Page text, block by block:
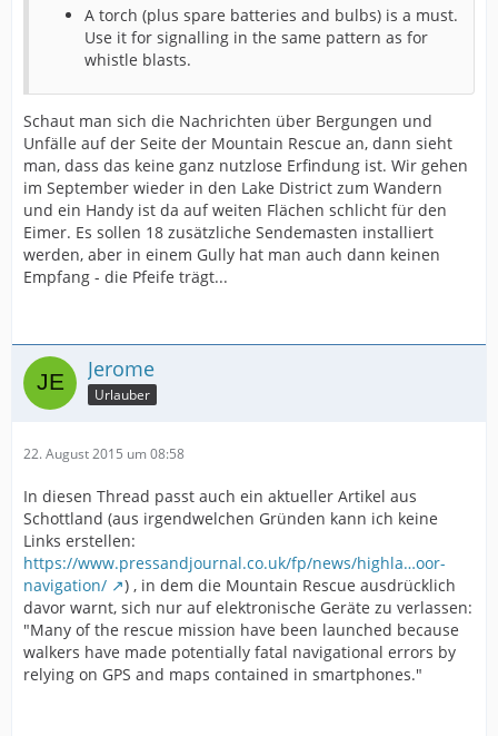
A torch (plus spare batteries and bulbs) is a must.
Use it for signalling in the same pattern as for
whistle blasts.
Schaut man sich die Nachrichten über Bergungen und
Unfälle auf der Seite der Mountain Rescue an, dann sieht
man, dass das keine ganz nutzlose Erfindung ist. Wir gehen
im September wieder in den Lake District zum Wandern
und ein Handy ist da auf weiten Flächen schlicht für den
Eimer. Es sollen 18 zusätzliche Sendemasten installiert
werden, aber in einem Gully hat man auch dann keinen
Empfang - die Pfeife trägt...
Jerome
Urlauber
22. August 2015 um 08:58
In diesen Thread passt auch ein aktueller Artikel aus
Schottland (aus irgendwelchen Gründen kann ich keine
Links erstellen:
https://www.pressandjournal.co.uk/fp/news/highla…oor-
navigation/
) , in dem die Mountain Rescue ausdrücklich
davor warnt, sich nur auf elektronische Geräte zu verlassen:
"Many of the rescue mission have been launched because
walkers have made potentially fatal navigational errors by
relying on GPS and maps contained in smartphones."